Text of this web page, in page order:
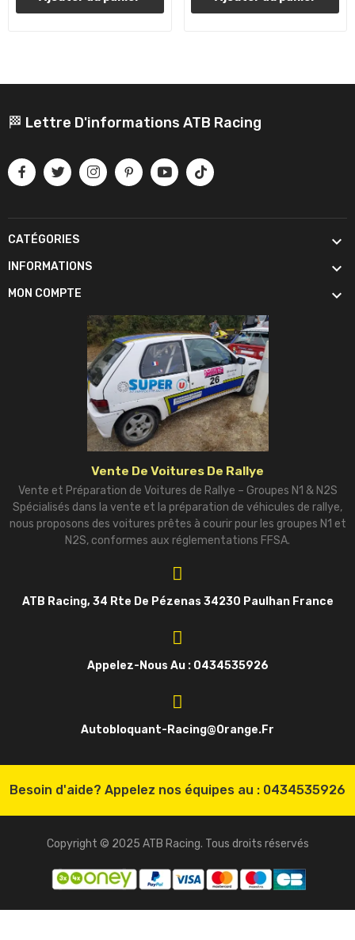
🏁 Lettre D'informations ATB Racing
CATÉGORIES 
INFORMATIONS 
MON COMPTE 
Vente De Voitures De Rallye
Vente et Préparation de Voitures de Rallye – Groupes N1 & N2S
Spécialisés dans la vente et la préparation de véhicules de rallye,
nous proposons des voitures prêtes à courir pour les groupes N1 et
N2S, conformes aux réglementations FFSA.
ATB Racing, 34 Rte De Pézenas 34230 Paulhan France
Appelez-Nous Au : 0434535926
Autobloquant-Racing@orange.fr
Besoin d'aide? Appelez nos équipes au : 0434535926
Copyright © 2025 ATB Racing. Tous droits réservés